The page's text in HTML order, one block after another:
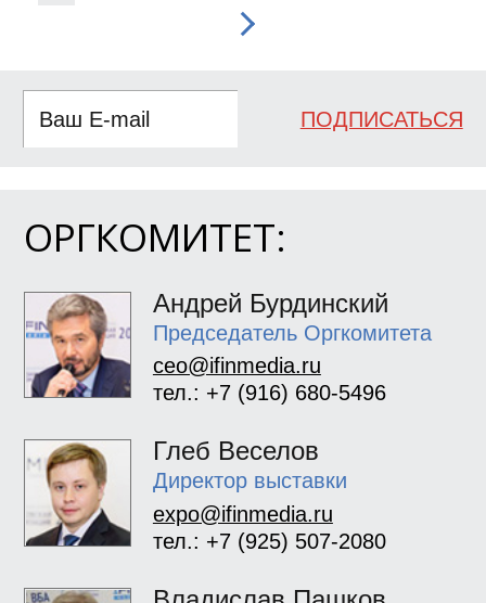
ОРГКОМИТЕТ:
Андрей Бурдинский
Председатель Оргкомитета
ceo@ifinmedia.ru
тел.: +7 (916) 680-5496
Глеб Веселов
Директор выставки
expo@ifinmedia.ru
тел.: +7 (925) 507-2080
ПОДПИСАТЬСЯ